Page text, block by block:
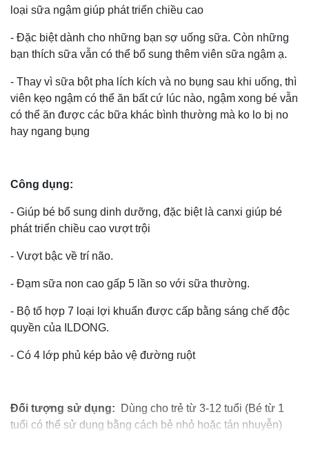
loại sữa ngậm giúp phát triển chiều cao
- Đặc biệt dành cho những bạn sợ uống sữa. Còn những
bạn thích sữa vẫn có thể bổ sung thêm viên sữa ngậm ạ.
- Thay vì sữa bột pha lích kích và no bụng sau khi uống, thì
viên kẹo ngậm có thể ăn bất cứ lúc nào, ngậm xong bé vẫn
có thể ăn được các bữa khác bình thường mà ko lo bị no
hay ngang bụng
Công dụng:
- Giúp bé bổ sung dinh dưỡng, đặc biệt là canxi giúp bé
phát triển chiều cao vượt trội
- Vượt bậc về trí não.
- Đạm sữa non cao gấp 5 lần so với sữa thường.
- Bộ tổ hợp 7 loại lợi khuẩn được cấp bằng sáng chế độc
quyền của ILDONG.
- Có 4 lớp phủ kép bảo vệ đường ruột
Đối tượng sử dụng: Dùng cho trẻ từ 3-12 tuổi (Bé từ 1
tuổi có thể sử dụng bằng cách bẻ nhỏ hoặc tán nhuyễn)